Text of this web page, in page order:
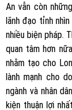
An vẫn còn
lãnh đạo tỉnh
nhiều biện pháp.
quan tâm hơn
nhằm tạo cho
lành mạnh cho
ngành và nhân
kiện thuận lợi